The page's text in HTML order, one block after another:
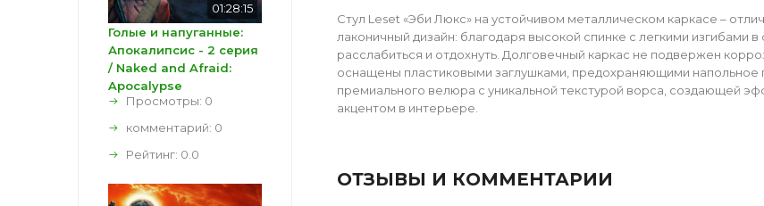
Стул Leset «Эби Люкс» на устойчивом металлическом каркасе –
лаконичный дизайн: благодаря высокой спинке с легкими
расслабиться и отдохнуть. Долговечный каркас не подвержен
оснащены пластиковыми заглушками, предохраняющими напольное
премиального велюра с уникальной текстурой ворса, создающей
акцентом в интерьере.
ОТЗЫВЫ И КОММЕНТАРИИ
01:28:15
Голые и напуганные:
Апокалипсис - 2 серия
/ Naked and Afraid:
Apocalypse
Просмотры: 0
комментарий: 0
Рейтинг: 0.0